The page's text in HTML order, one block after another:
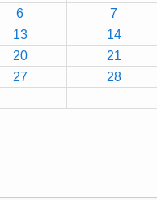
6 7
13 14
20 21
27 28